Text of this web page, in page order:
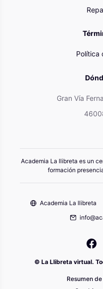
Política
Gran Vía
Academia La llibreta es un
formación
Academia La llibreta
© La Llibreta virtual.
Resumen